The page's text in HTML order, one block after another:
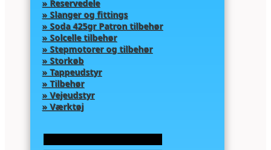
» Reservedele
» Slanger og fittings
» Soda 425gr Patron tilbehør
» Solcelle tilbehør
» Stepmotorer og tilbehør
» Storkøb
» Tappeudstyr
» Tilbehør
» Vejeudstyr
» Værktøj